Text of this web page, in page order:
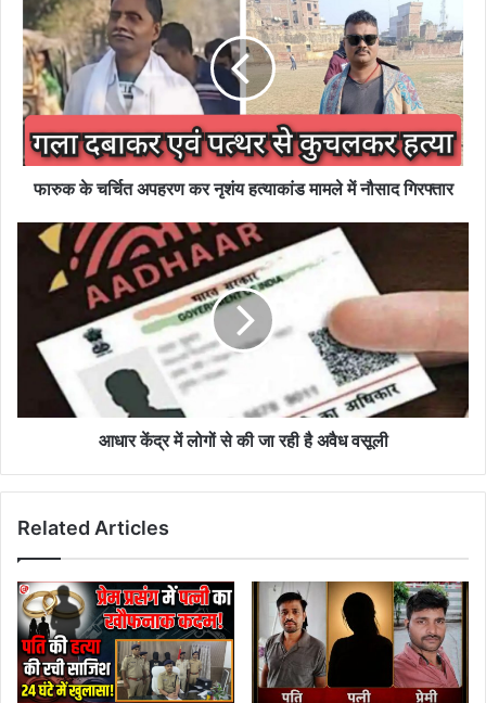
चर्चित
अपहरण
कर
नृशंय
हत्याकांड
मामले
में
नौसाद
फारुक के चर्चित अपहरण कर नृशंय हत्याकांड मामले में नौसाद गिरफ्तार
आधार
है
आधार केंद्र में लोगों से की जा रही है अवैध वसूली
Related Articles